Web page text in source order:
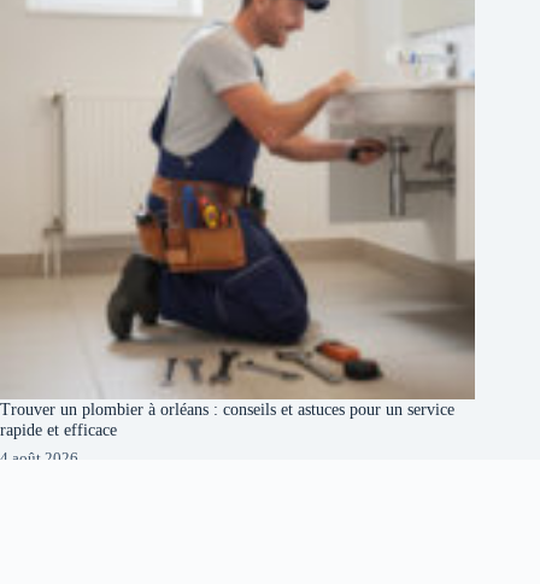
Trouver un plombier à orléans : conseils et astuces pour un service
rapide et efficace
4 août 2026